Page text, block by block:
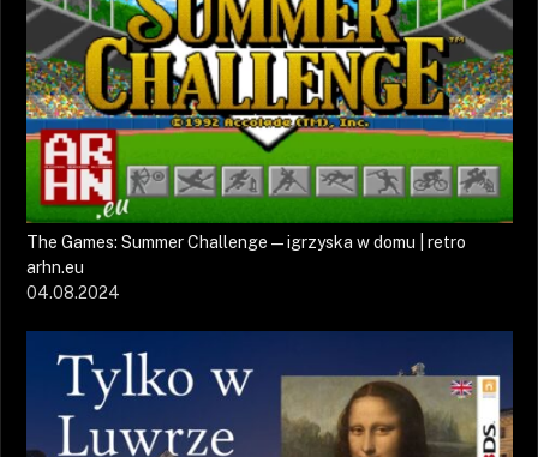
The Games: Summer Challenge — igrzyska w domu | retro
arhn.eu
04.08.2024